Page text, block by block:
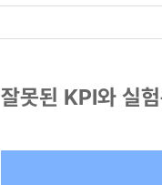
잘못된 KPI와 실